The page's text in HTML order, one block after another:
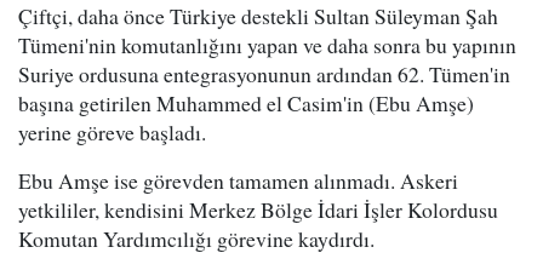
Çiftçi, daha önce Türkiye destekli Sultan Süleyman Şah
Tümeni'nin komutanlığını yapan ve daha sonra bu yapının
Suriye ordusuna entegrasyonunun ardından 62. Tümen'in
başına getirilen Muhammed el Casim'in (Ebu Amşe)
yerine göreve başladı.
Ebu Amşe ise görevden tamamen alınmadı. Askeri
yetkililer, kendisini Merkez Bölge İdari İşler Kolordusu
Komutan Yardımcılığı görevine kaydırdı.